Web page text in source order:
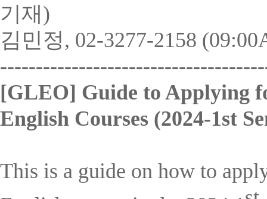
기재 )
김민정, 02-3277-2158
[GLEO] Guide to Applying
English Courses (2024-1st
This is a guide on how to